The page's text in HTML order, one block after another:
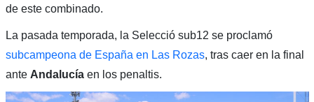
de este combinado.
La pasada temporada, la Selecció sub12 se proclamó
subcampeona de España en Las Rozas, tras caer en la final
ante Andalucíaen los penaltis.